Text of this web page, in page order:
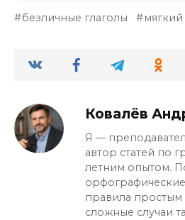
делать?» — если вопрос
безличные глаголы
Ковалёв
Я —
автор статей по
летним опытом.
правила
сложные случаи